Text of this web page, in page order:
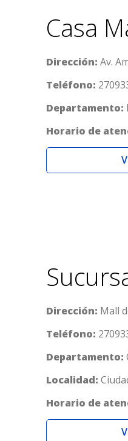
Casa
Dirección: Av.
Teléfono:
Departamento:
Horario de
Dirección: Mall
Teléfono:
Departamento:
Localidad:
Horario de